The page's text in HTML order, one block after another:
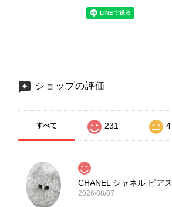
ショップの評価
すべて 231 4
2026/08/07